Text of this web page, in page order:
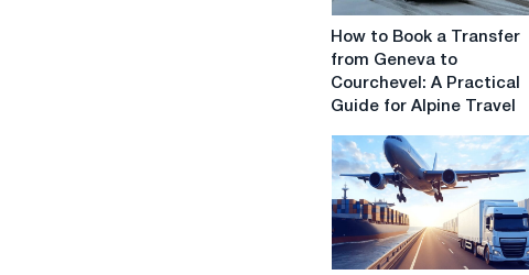
from
Geneva
to
Courchevel:
A
Practical
How to Book a Transfer
from Geneva to
Courchevel: A Practical
Guide for Alpine Travel